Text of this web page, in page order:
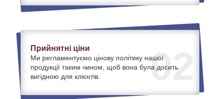
02
Прийнятні ціни
Ми регламентуємо цінову політику нашої
продукції таким чином, щоб вона була досить
вигідною для клієнтів.